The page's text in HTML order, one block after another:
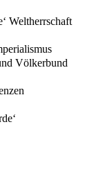
Weltherrschaft
Völkerbund